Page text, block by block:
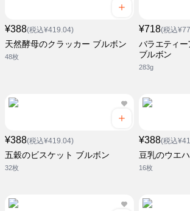
¥388(税込¥419.04)
天然酵母のクラッカー ブルボン
48枚
¥718(税込
バラエティー
ブルボン
283g
¥388(税込¥419.04)
五穀のビスケット ブルボン
32枚
¥388(税込
豆乳のウエ
16枚